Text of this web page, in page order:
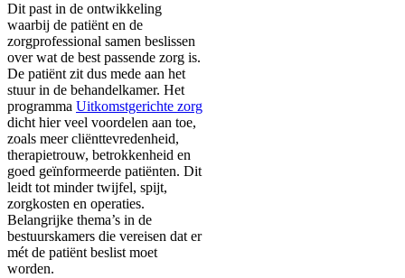
Dit past in de ontwikkeling
waarbij de patiënt en de
zorgprofessional samen beslissen
over wat de best passende zorg is.
De patiënt zit dus mede aan het
stuur in de behandelkamer. Het
programma Uitkomstgerichte zorg
dicht hier veel voordelen aan toe,
zoals meer cliënttevredenheid,
therapietrouw, betrokkenheid en
goed geïnformeerde patiënten. Dit
leidt tot minder twijfel, spijt,
zorgkosten en operaties.
Belangrijke thema’s in de
bestuurskamers die vereisen dat er
mét de patiënt beslist moet
worden.